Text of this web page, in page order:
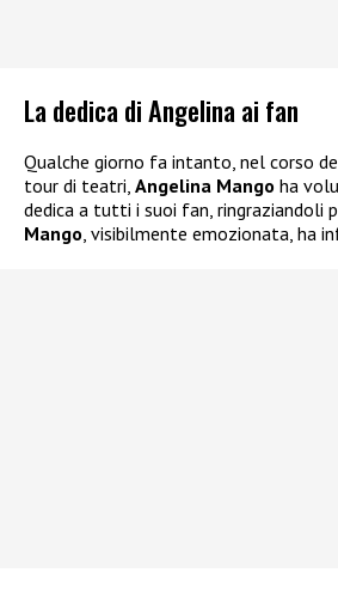
La dedica di Angelina ai fan
Qualche giorno fa intanto, nel corso
tour di teatri, Angelina Mango ha
dedica a tutti i suoi fan, ringraziandoli
Mango, visibilmente emozionata, ha